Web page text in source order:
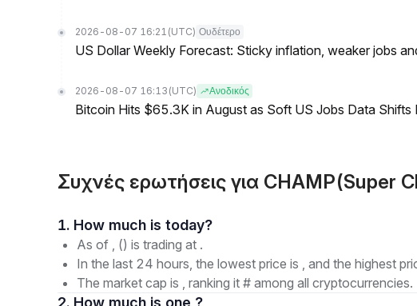
2026-08-07 16:21 (UTC) Ουδέτερο
US Dollar Weekly Forecast: Sticky inflation, weaker jobs
2026-08-07 16:13 (UTC) Ανοδικός
Bitcoin Hits $65.3K in August as Soft US Jobs Data Shifts
Συχνές ερωτήσεις για CHAMP(Super
1. How much is today?
As of , () is trading at .
In the last 24 hours, the lowest price is , and the highest
The market cap is , ranking it # among all cryptocurrencies.
2. How much is one ?